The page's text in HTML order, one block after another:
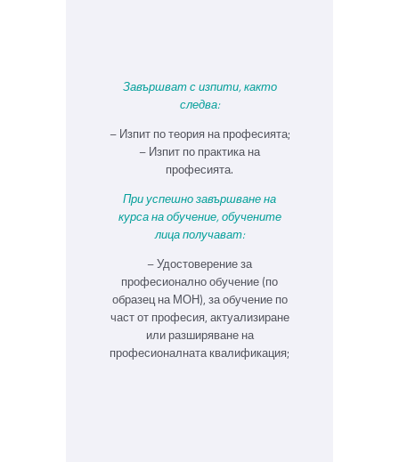
Завършват с изпити, както
следва:
– Изпит по теория на професията;
– Изпит по практика на
професията.
При успешно завършване на
курса на обучение, обучените
лица получават:
– Удостоверение за
професионално обучение (по
образец на МОН), за обучение по
част от професия, актуализиране
или разширяване на
професионалната квалификация;